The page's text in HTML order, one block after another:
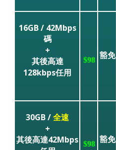
16GB / 42Mbps
碼
+
其後高達
128kbps任用
$98
豁免
30GB /全速
+
其後高達42Mbps $98
豁免